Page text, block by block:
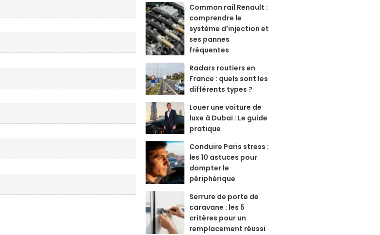
Common rail Renault :
comprendre le
système d’injection et
ses pannes
fréquentes
Radars routiers en
France : quels sont les
différents types ?
Louer une voiture de
luxe à Dubai : Le guide
pratique
Conduire Paris stress :
les 10 astuces pour
dompter le
périphérique
Serrure de porte de
caravane : les 5
critères pour un
remplacement réussi